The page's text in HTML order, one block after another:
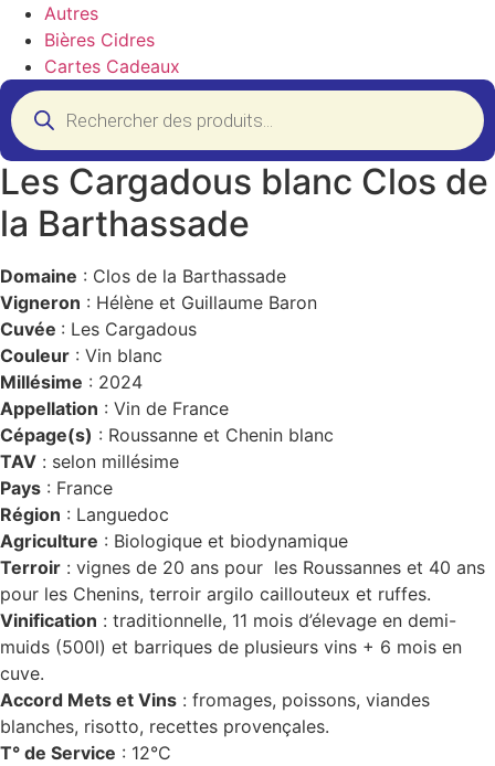
Autres
Bières Cidres
Cartes Cadeaux
Recherche
de
produits
Les Cargadous blanc Clos de
la Barthassade
Domaine : Clos de la Barthassade
Vigneron : Hélène et Guillaume Baron
Cuvée : Les Cargadous
Couleur : Vin blanc
Millésime : 2024
Appellation : Vin de France
Cépage(s) : Roussanne et Chenin blanc
TAV : selon millésime
Pays : France
Région : Languedoc
Agriculture : Biologique et biodynamique
Terroir : vignes de 20 ans pour les Roussannes et 40 ans
pour les Chenins, terroir argilo caillouteux et ruffes.
Vinification : traditionnelle, 11 mois d’élevage en demi-
muids (500l) et barriques de plusieurs vins + 6 mois en
cuve.
Accord Mets et Vins : fromages, poissons, viandes
blanches, risotto, recettes provençales.
T° de Service : 12°C